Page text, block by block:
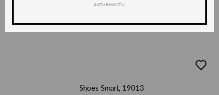
в
Shoes Smart, 19013
активности.